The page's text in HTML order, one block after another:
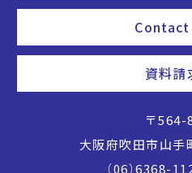
Contact
資料請
〒564-
大阪府吹田市山手
（06）6368-